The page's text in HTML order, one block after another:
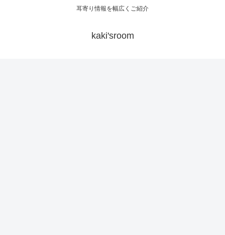
耳寄り情報を幅広くご紹介
kaki'sroom